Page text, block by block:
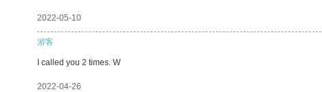
2022-05-10
游客
I called you 2 times. W
2022-04-26